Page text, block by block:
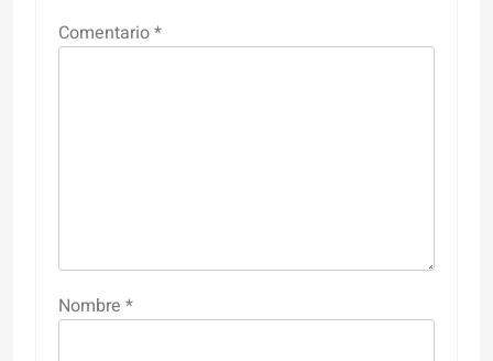
Comentario*
Nombre *